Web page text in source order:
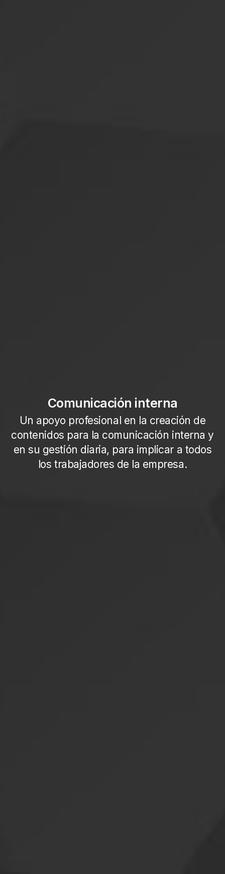
Comunicación interna
Un apoyo profesional en la creación de
contenidos para la comunicación interna y
en su gestión diaria, para implicar a todos
los trabajadores de la empresa.